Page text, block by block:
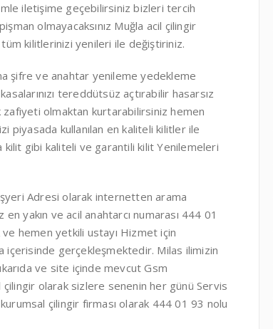
iletişime geçebilirsiniz bizleri tercih
olmayacaksınız Muğla acil çilingir
tüm kilitlerinizi yenileri ile değiştiriniz.
şifre ve anahtar yenileme yedekleme
tereddütsüz açtırabilir hasarsız
zafiyeti olmaktan kurtarabilirsiniz hemen
piyasada kullanılan en kaliteli kilitler ile
gibi kaliteli ve garantili kilit Yenilemeleri
Adresi olarak internetten arama
en yakın ve acil anahtarcı numarası 444 01
ve hemen yetkili ustayı Hizmet için
içerisinde gerçekleşmektedir. Milas ilimizin
ve site içinde mevcut Gsm
çilingir olarak sizlere senenin her günü Servis
çilingir firması olarak 444 01 93 nolu